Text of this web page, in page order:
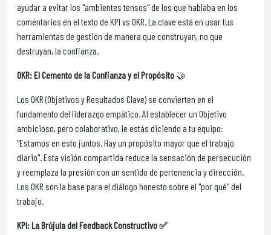
ayudar a evitar los "ambientes tensos" de los que hablaba en los
comentarios en el texto de KPI vs OKR. La clave está en usar tus
herramientas de gestión de manera que construyan, no que
destruyan, la confianza.
OKR: El Cemento de la Confianza y el Propósito 🤝
Los OKR (Objetivos y Resultados Clave) se convierten en el
fundamento del liderazgo empático. Al establecer un Objetivo
ambicioso, pero colaborativo, le estás diciendo a tu equipo:
"Estamos en esto juntos. Hay un propósito mayor que el trabajo
diario". Esta visión compartida reduce la sensación de persecución
y reemplaza la presión con un sentido de pertenencia y dirección.
Los OKR son la base para el diálogo honesto sobre el "por qué" del
trabajo.
KPI: La Brújula del Feedback Constructivo ✅